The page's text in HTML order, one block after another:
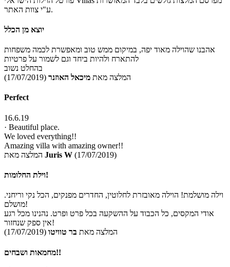
ע"י צוות האתר.
יוצא מן הכלל
אהבנו שהוילה מאוד יפה, במיקום ממש טוב ומאפשרת לכמה משפחות
להתארח ולהיות ביחד וגם לשמור על פרטיות
בהחלט נשוב
המלצה מאת מיכאל האוזנר (17/07/2019)
Perfect
16.6.19
· Beautiful place.
We loved everything!!
Amazing villa with amazing owner!!
Juris W (17/07/2019)
וילת החלומות!
וילה מושלמת! הוילה מאובזרת לחלוטין, החדרים מפנקים, הכל נקי וריחני.
מושלם!
אודי המקסים, כל הכבוד על ההשקעה בכל פרט ופרט. נהנינו מכל רגע
אין ספק שנחזור!
המלצה מאת בר טוויטו (17/07/2019)
מחמאות ושבחים!!